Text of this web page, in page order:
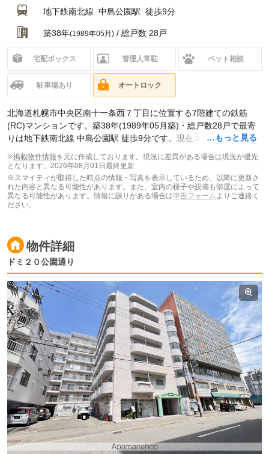
地下鉄南北線 中島公園駅 徒歩9分
築38年(1989年05月) / 総戸数 28戸
宅配ボックス 管理人常駐 ペット相談
駐車場あり オートロック
…もっと見る
北海道札幌市中央区南十一条西７丁目に位置する7階建ての鉄筋
(RC)マンションです。築38年(1989年05月築)・総戸数28戸で最寄
りは地下鉄南北線 中島公園駅 徒歩9分です。現在スマイティに賃貸
※掲載物件情報を元に作成しております。現況に差異がある場合は現況が優先
となります。 2026年08月01日最終更新
※スマイティが取得した時点の情報・写真を表示しているため、以降に更新さ
れた内容と異なる可能性があります。また、室内の様子や設備も部屋によって
異なる可能性があります。情報に誤りがある場合は申告フォーム よりご連絡く
ださい。
物件詳細
ドミ２０公園通り